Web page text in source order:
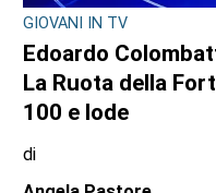
GIOVANI IN TV
Edoardo
La Ruota della
100 e lode
di